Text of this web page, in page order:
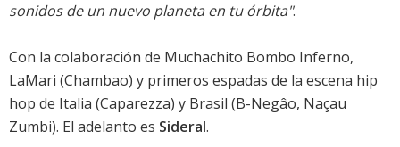
sonidos de un nuevo planeta en tu órbita".
Con la colaboración de Muchachito Bombo Inferno,
LaMari (Chambao) y primeros espadas de la escena hip
hop de Italia (Caparezza) y Brasil (B-Negâo, Naçau
Zumbi). El adelanto es Sideral.